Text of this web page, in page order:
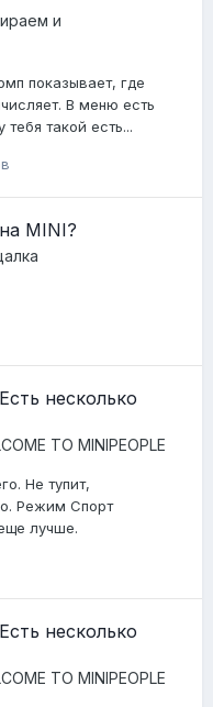
и
показывает, где
В меню есть
такой есть...
MINI?
несколько
TO MINIPEOPLE
Не тупит,
Режим Спорт
лучше.
несколько
TO MINIPEOPLE